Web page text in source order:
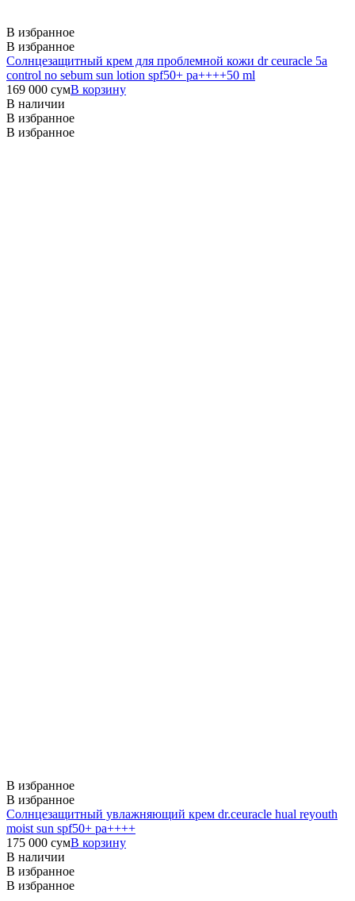
В избранное
В избранное
Солнцезащитный крем для проблемной кожи dr ceuracle 5a
control no sebum sun lotion spf50+ pa++++50 ml
169 000 сумВ корзину
В наличии
В избранное
В избранное
В избранное
В избранное
Солнцезащитный увлажняющий крем dr.ceuracle hual reyouth
moist sun spf50+ pa++++
175 000 сумВ корзину
В наличии
В избранное
В избранное